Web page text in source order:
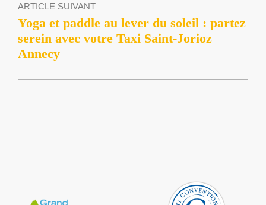
ARTICLE SUIVANT
Yoga et paddle au lever du soleil : partez
serein avec votre Taxi Saint-Jorioz
Annecy